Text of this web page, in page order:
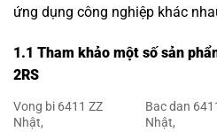
ứng dụng công nghiệp khác
1.1 Tham khảo một số sản
2RS
Vong bi 6411 ZZ
Nhật,
Bac dan
Nhật,